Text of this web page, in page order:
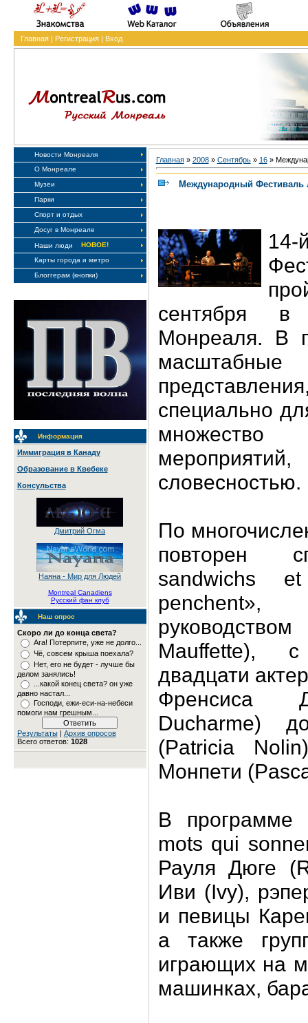
Главная| Регистрация| Вход
Новости Монреаля
О Монреале
Музеи
Парки
Спорт и отдых
Досуг в Монреале
Наши люди
НОВОЕ!
Карты города и метро
Блоггерам (кнопки)
Информация
Иммиграция в Канаду
Образование в Квебеке
Консульства
Дмитрий Огма
Наяна - Мир для Людей
Montreal Canadiens
Русский фан клуб
Наш опрос
Скоро ли до конца света?
Ага! Потерпите, уже не долго...
Чё, совсем крыша поехала?
Нет, его не будет - лучше бы
делом занялись!
...какой конец света? он уже
давно настал...
Господи, ежи-еси-на-небеси
помоги нам грешным...
Результаты| Архив опросов
Всего ответов: 1028
Главная» 2008 » Сентябрь » 16»
Международный Фестиваль
сентября в
Монреаля. В
специально
словесностью.
По
повторен
sandwichs
Mauffette),
двадцати
Френсиса
Ducharme)
(Patricia
Монпети
В программе
mots qui
Рауля Дюге
Иви (Ivy),
и певицы
а также
играющих на
машинках,